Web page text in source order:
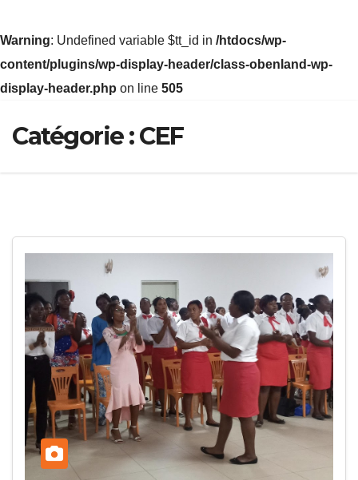
Warning: Undefined variable $tt_id in /htdocs/wp-
content/plugins/wp-display-header/class-obenland-wp-
display-header.php on line 505
Catégorie :CEF